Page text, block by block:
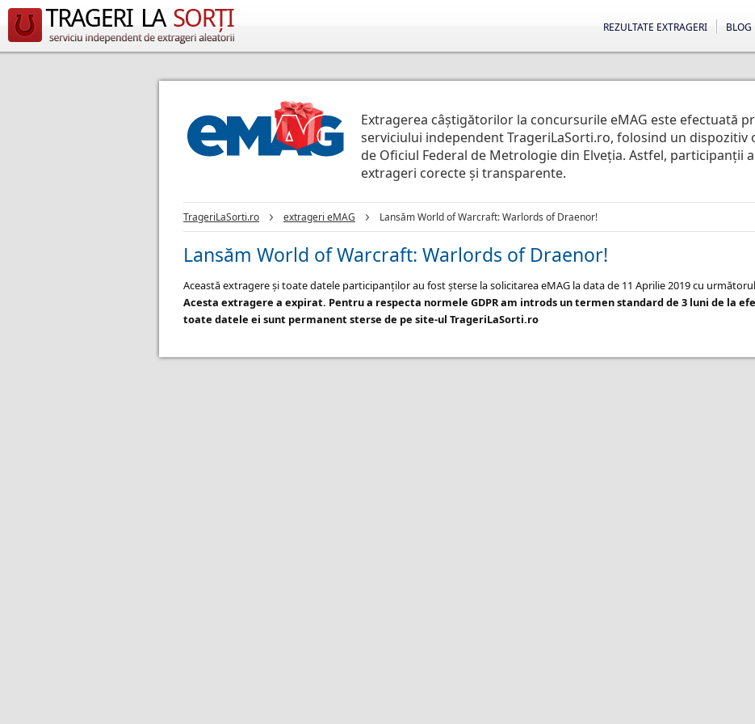
BLOG
REZULTATE EXTRAGERI
Extragerea câștigătorilor la concursurile eMAG este efectuată
serviciului independent TrageriLaSorti.ro, folosind un dispozitiv
de Oficiul Federal de Metrologie din Elveția. Astfel, participanții
extrageri corecte și transparente.
TrageriLaSorti.ro extrageri eMAG Lansăm World of Warcraft: Warlords of Draenor!
Lansăm World of Warcraft: Warlords of Draenor!
Această extragere și toate datele participanților au fost șterse la solicitarea eMAG la data de 11 Aprilie 2019 cu
Acesta extragere a expirat. Pentru a respecta normele GDPR am introds un termen standard de 3 luni de la
toate datele ei sunt permanent sterse de pe site-ul TrageriLaSorti.ro